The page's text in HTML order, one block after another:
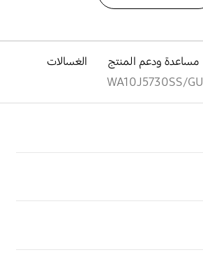
مساعدة ودعم المنتج
الغسالات
WA10J5730SS/GU